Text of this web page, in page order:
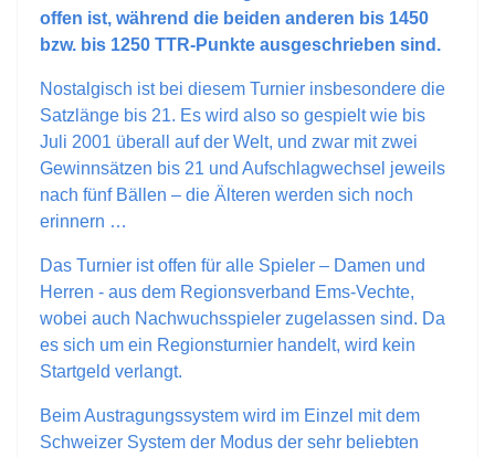
offen ist, während die beiden anderen bis 1450
bzw. bis 1250 TTR-Punkte ausgeschrieben sind.
Nostalgisch ist bei diesem Turnier insbesondere die
Satzlänge bis 21. Es wird also so gespielt wie bis
Juli 2001 überall auf der Welt, und zwar mit zwei
Gewinnsätzen bis 21 und Aufschlagwechsel jeweils
nach fünf Bällen – die Älteren werden sich noch
erinnern …
Das Turnier ist offen für alle Spieler – Damen und
Herren - aus dem Regionsverband Ems-Vechte,
wobei auch Nachwuchsspieler zugelassen sind. Da
es sich um ein Regionsturnier handelt, wird kein
Startgeld verlangt.
Beim Austragungssystem wird im Einzel mit dem
Schweizer System der Modus der sehr beliebten